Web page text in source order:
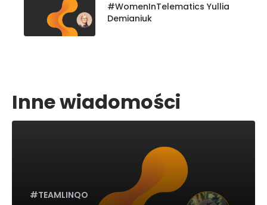
#WomenInTelematics Yullia
Demianiuk
Inne wiadomości
#TEAMLINQO